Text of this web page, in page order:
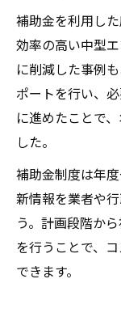
補助金を利用し
効率の高い中型
に削減した事例
ポートを行い、
に進めたことで
した。
補助金制度は年
新情報を業者や
う。計画段階か
を行うことで、
できます。